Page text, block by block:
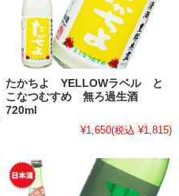
たかちよ YELLOWラベル と
こなつむすめ 無ろ過生酒
720ml
¥1,650(税込 ¥1,815)